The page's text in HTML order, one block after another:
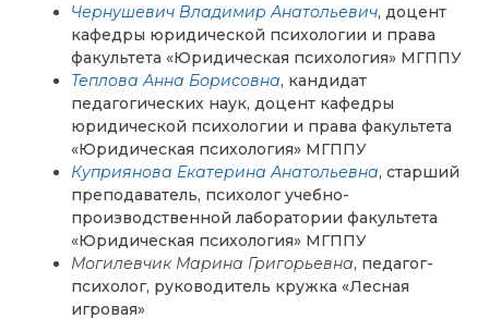
Чернушевич Владимир Анатольевич, доцент
кафедры юридической психологии и права
факультета «Юридическая психология» МГППУ
Теплова Анна Борисовна, кандидат
педагогических наук, доцент кафедры
юридической психологии и права факультета
«Юридическая психология» МГППУ
Куприянова Екатерина Анатольевна, старший
преподаватель, психолог учебно-
производственной лаборатории факультета
«Юридическая психология» МГППУ
Могилевчик Марина Григорьевна, педагог-
психолог, руководитель кружка «Лесная
игровая»